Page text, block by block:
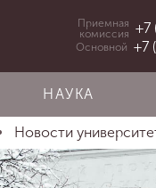
Приемная
комиссия +7
Основной +7
НАУКА
Новости